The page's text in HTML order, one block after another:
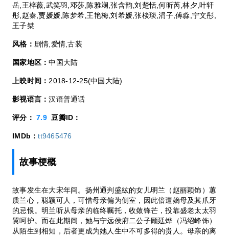
岳,王梓薇,武笑羽,邓莎,陈雅斓,张含韵,刘楚恬,何昕芮,林夕,叶轩
彤,赵秦,贾媛媛,陈梦希,王艳梅,刘希媛,张棪琰,涓子,傅淼,宁文彤,
王子桀
风格： 剧情,爱情,古装
国家地区：中国大陆
上映时间： 2018-12-25(中国大陆)
影视语言：汉语普通话
评分： 7.9 豆瓣ID：
IMDb：tt9465476
故事梗概
故事发生在大宋年间。扬州通判盛紘的女儿明兰（赵丽颖饰）蕙
质兰心，聪颖可人，可惜母亲偏为侧室，因此倍遭嫡母及其爪牙
的忌恨。明兰听从母亲的临终嘱托，收敛锋芒，投靠盛老太太羽
翼呵护。而在此期间，她与宁远侯府二公子顾廷烨（冯绍峰饰）
从陌生到相知，后者更成为她人生中不可多得的贵人。母亲的离